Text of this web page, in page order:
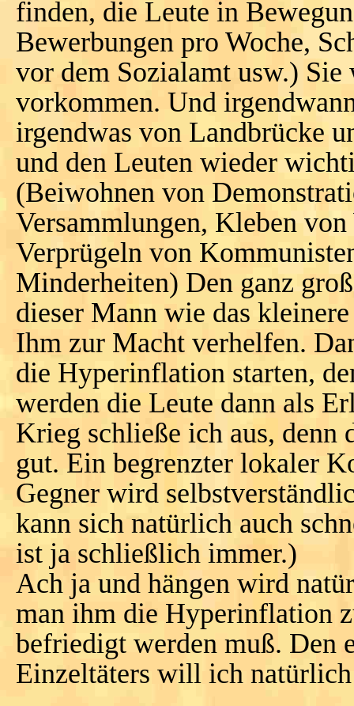
finden, die Leute in
Bewerbungen pro Woche,
vor dem Sozialamt usw.)
vorkommen. Und
irgendwas von Landbrücke
und den Leuten wieder
(Beiwohnen von
Versammlungen, Kleben
Verprügeln von
Minderheiten) Den ganz
dieser Mann wie das
Ihm zur Macht verhelfen.
die Hyperinflation starten,
werden die Leute dann als
Krieg schließe ich aus,
gut. Ein begrenzter lokaler
Gegner wird
kann sich natürlich auch
ist ja schließlich immer.)
Ach ja und hängen wird
man ihm die Hyperinflation
befriedigt werden muß. Den
Einzeltäters will ich